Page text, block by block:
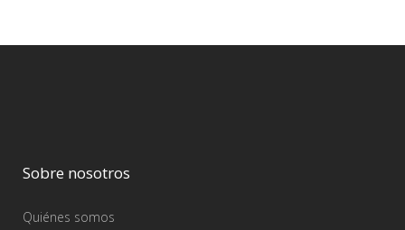
Sobre nosotros
Quiénes somos